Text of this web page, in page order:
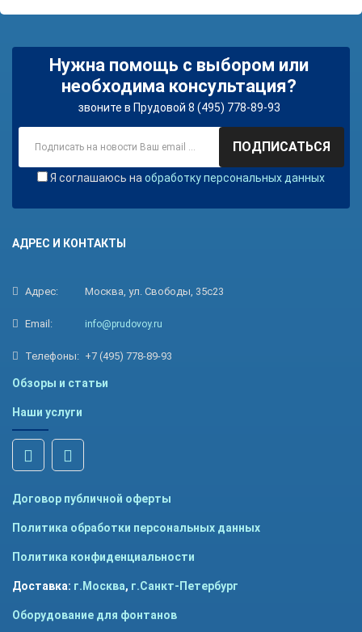
Нужна помощь с выбором или
необходима консультация?
звоните в Прудовой 8 (495) 778-89-93
ПОДПИСАТЬСЯ
Я соглашаюсь на обработку персональных данных
АДРЕС И КОНТАКТЫ
Адрес: Москва, ул. Свободы, 35с23
Email: info@prudovoy.ru
Телефоны: +7 (495) 778-89-93
Обзоры и статьи
Наши услуги
Договор публичной оферты
Политика обработки персональных данных
Политика конфиденциальности
Доставка: г.Москва, г.Санкт-Петербург
Оборудование для фонтанов